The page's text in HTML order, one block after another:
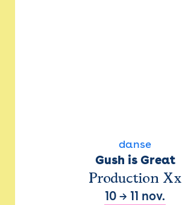
danse
Gush is Great
Production Xx
10 → 11 nov.